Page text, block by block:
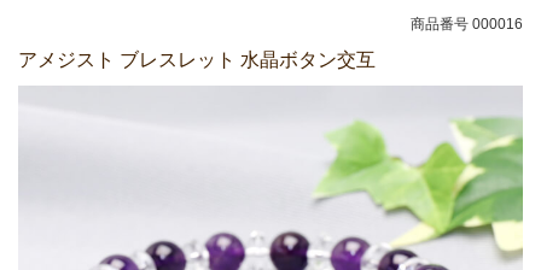
商品番号 000016
アメジスト ブレスレット 水晶ボタン交互